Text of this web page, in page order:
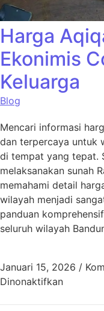
Harga
Ekonimis
Keluarga
Blog
Mencari informasi
dan terpercaya untuk
di tempat yang tepat.
melaksanakan sunah
memahami detail
wilayah menjadi
panduan
seluruh wilayah
Januari 15, 2026 /
Dinonaktifkanpada